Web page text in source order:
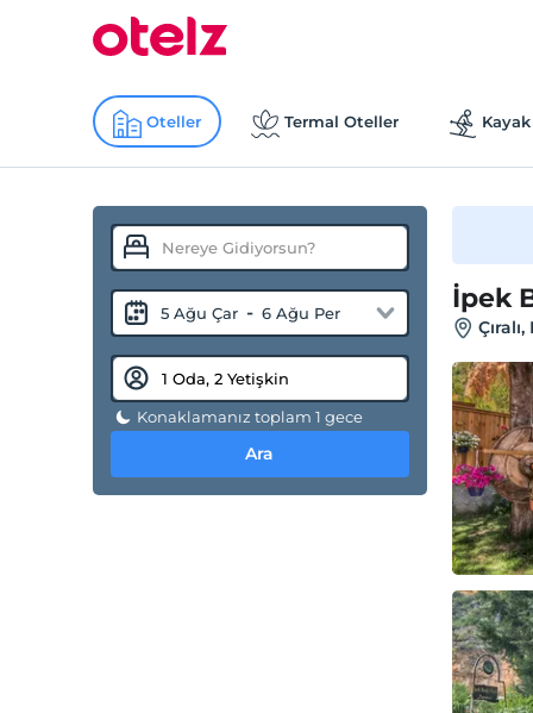
Oteller Termal Oteller
5 Ağu Çar - 6 Ağu Per
Konaklamanız toplam 1 gece
Ara
İpek